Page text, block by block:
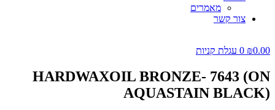
מאמרים
צור קשר
₪0.00
0 עגלת קניות
HARDWAXOIL BRONZE- 7643 (ON
AQUASTAIN BLACK)